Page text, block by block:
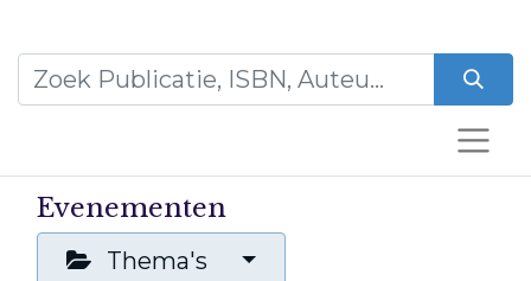
Evenementen
Thema's